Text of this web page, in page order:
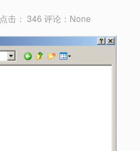
点击： 346 评论： None